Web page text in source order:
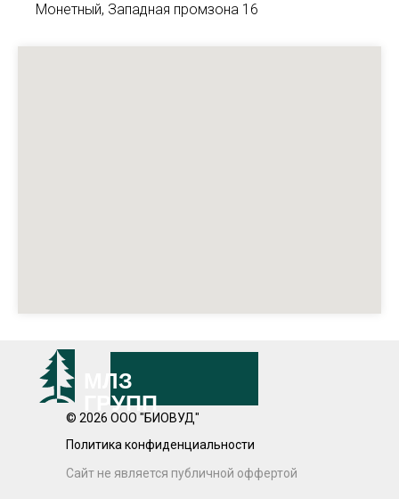
Монетный, Западная промзона 16
© 2026 ООО "БИОВУД"
Политика конфиденциальности
Сайт не является публичной оффертой
МЛЗ
ГРУПП